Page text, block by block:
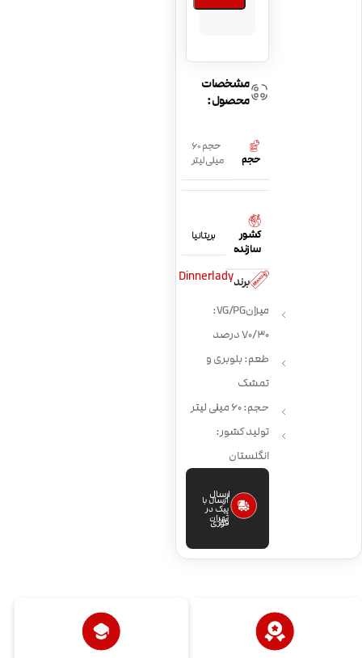
مشخصات
محصول:
حجم
حجم 60
میلی لیتر
کشور
سازنده
بریتانیا
برندDinnerlady
میزان VG/PG:
70/30 درصد
طعم: بلوبری و
تمشک
حجم: 60 میلی لیتر
تولید کشور:
انگلستان
ارسال
فوری
ارسال با
پیک در
تهران